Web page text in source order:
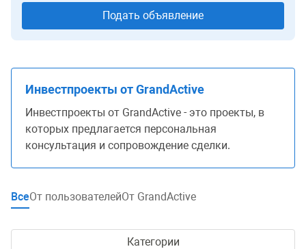
Подать объявление
Инвестпроекты от GrandActive
Инвестпроекты от GrandActive - это проекты, в
которых предлагается персональная
консультация и сопровождение сделки.
ВсеОт пользователейОт GrandActive
Категории